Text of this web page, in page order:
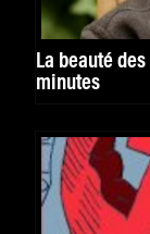
La beauté
minutes